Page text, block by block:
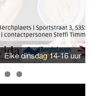
Elke dinsdag 14-16 uur